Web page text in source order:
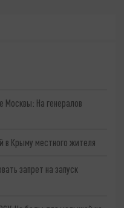
Москвы: На генералов
в Крыму местного жителя
запрет на запуск